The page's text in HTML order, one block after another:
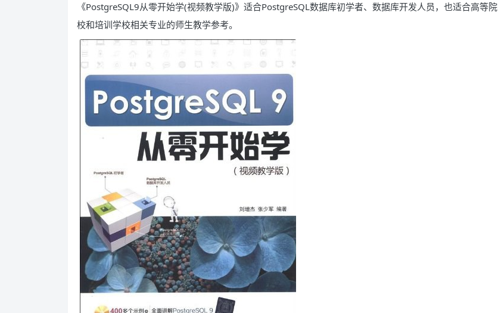
《PostgreSQL9从零开始学(视频教学版)》适合PostgreSQL数据库初学者、数据库开发人员，也适合高等院
校和培训学校相关专业的师生教学参考。